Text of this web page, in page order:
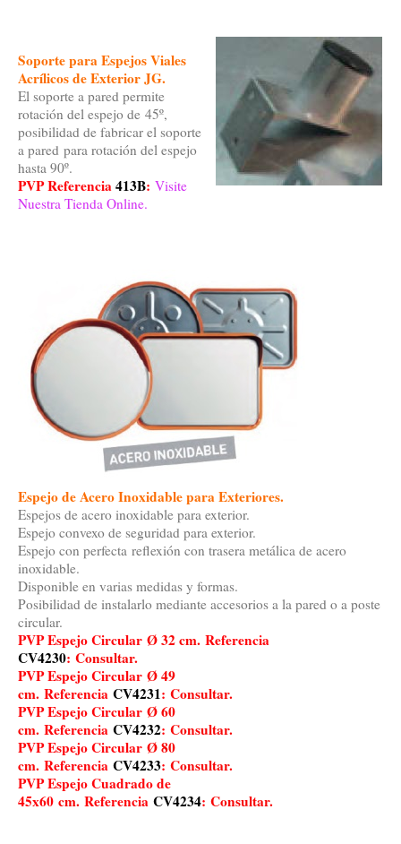
Soporte para Espejos Viales
Acrílicos de Exterior JG.
El soporte a pared permite
rotación del espejo de 45º,
posibilidad de fabricar el soporte
a pared para rotación del espejo
hasta 90º.
PVP Referencia413B: Visite
Nuestra Tienda Online.
Espejo de Acero Inoxidable para Exteriores.
Espejos de acero inoxidable para exterior.
Espejo convexo de seguridad para exterior.
Espejo con perfecta reflexión con trasera metálica de acero
inoxidable.
Disponible en varias medidas y formas.
Posibilidad de instalarlo mediante accesorios a la pared o a poste
circular.
PVP Espejo Circular Ø 32 cm. Referencia
CV4230: Consultar.
PVP Espejo Circular Ø 49
cm. Referencia CV4231: Consultar.
PVP Espejo Circular Ø 60
cm. Referencia CV4232: Consultar.
PVP Espejo Circular Ø 80
cm. Referencia CV4233: Consultar.
PVP Espejo Cuadrado de
45x60 cm. Referencia CV4234: Consultar.